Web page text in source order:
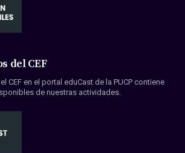
del CEF
CEF en el portal eduCast de la PUCP contiene
de nuestras actividades.